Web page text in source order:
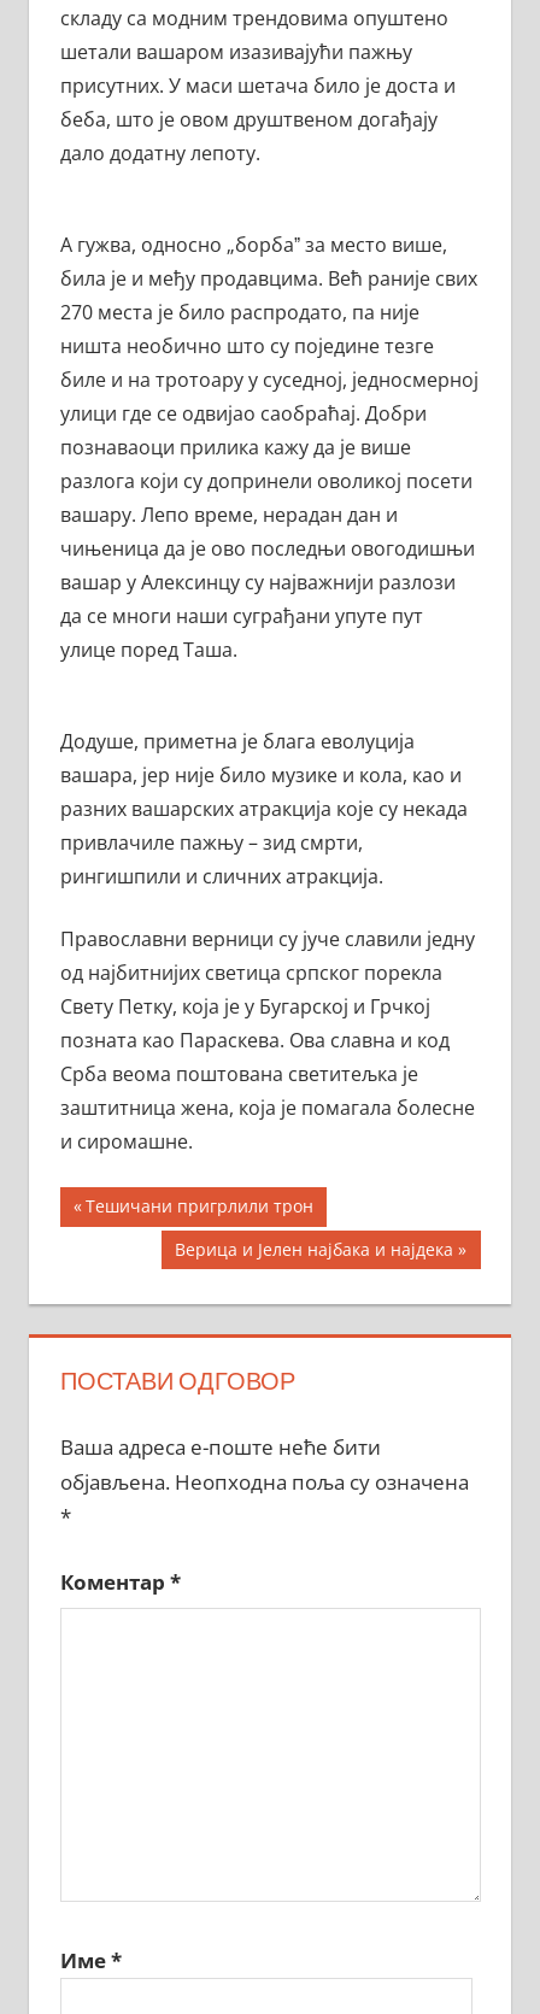
складу са модним трендовима опуштено
шетали вашаром изазивајући пажњу
присутних. У маси шетача било је доста и
беба, што је овом друштвеном догађају
дало додатну лепоту.
А гужва, односно „борбаˮ за место више,
била је и међу продавцима. Већ раније свих
270 места је било распродато, па није
ништа необично што су поједине тезге
биле и на тротоару у суседној, једносмерној
улици где се одвијао саобраћај. Добри
познаваоци прилика кажу да је више
разлога који су допринели оволикој посети
вашару. Лепо време, нерадан дан и
чињеница да је ово последњи овогодишњи
вашар у Алексинцу су најважнији разлози
да се многи наши суграђани упуте пут
улице поред Таша.
Додуше, приметна је блага еволуција
вашара, јер није било музике и кола, као и
разних вашарских атракција које су некада
привлачиле пажњу – зид смрти,
рингишпили и сличних атракција.
Православни верници су јуче славили једну
од најбитнијих светица српског порекла
Свету Петку, која је у Бугарској и Грчкој
позната као Параскева. Ова славна и код
Срба веома поштована светитељка је
заштитница жена, која је помагала болесне
и сиромашне.
Кретање
чланка
Previous
Post:
Тешичани пригрлили трон
Next
Post:
Верица и Јелен најбака и најдека
ПОСТАВИ ОДГОВОР
Ваша адреса е-поште неће бити
објављена. Неопходна поља су означена
*
Коментар *
Име*